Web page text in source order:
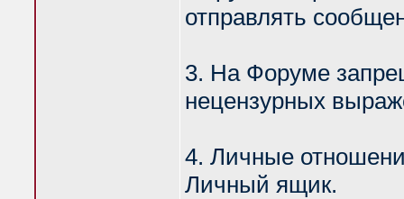
отправлять
3. На Форуме
нецензурных
4. Личные
Личный ящик.